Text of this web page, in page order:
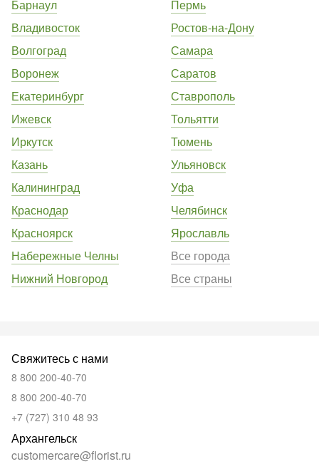
Барнаул
Владивосток
Волгоград
Воронеж
Екатеринбург
Ижевск
Иркутск
Казань
Калининград
Краснодар
Красноярск
Набережные Челны
Нижний Новгород
Пермь
Ростов-на-Дону
Самара
Саратов
Ставрополь
Тольятти
Тюмень
Ульяновск
Уфа
Челябинск
Ярославль
Все города
Все страны
Свяжитесь с нами
8 800 200-40-70
8 800 200-40-70
+7 (727) 310 48 93
Архангельск
customercare@florist.ru